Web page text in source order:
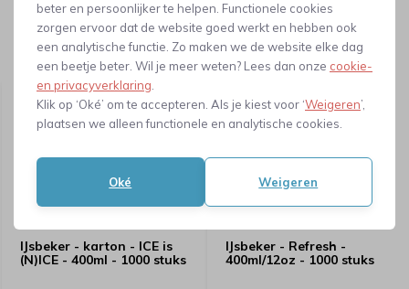
Dit artikel kunnen wij voor je produceren
Dit artikel ligt niet op voorraad in ons magazijn, maar kunnen
wij laten produceren.
Neem contact met ons op
beter en persoonlijker te helpen. Functionele cookies
zorgen ervoor dat de website goed werkt en hebben ook
een analytische functie. Zo maken we de website elke dag
een beetje beter. Wil je meer weten? Lees dan onze cookie-
en privacyverklaring
Klik op ‘Oké’ om te accepteren. Als je kiest voor ‘Weigeren’,
plaatsen we alleen functionele en analytische cookies.
Oké Weigeren
Gerelateerde producten
IJsbeker - karton - ICE is
(N)ICE - 400ml - 1000 stuks
IJsbeker - Refresh -
400ml/12oz - 1000 stuks